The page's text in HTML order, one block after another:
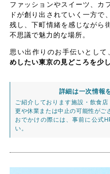
ファッションやスイーツ、カ
ドが創り出されていく一方で
残し、下町情緒を感じながら
不思議で魅力的な場所。
思い出作りのお手伝いとして
めしたい東京の見どころを少
詳細は一次情報
ご紹介しております施設・飲食
更や休業または中止の可能性がご
おでかけの際には、事前に公式
い。